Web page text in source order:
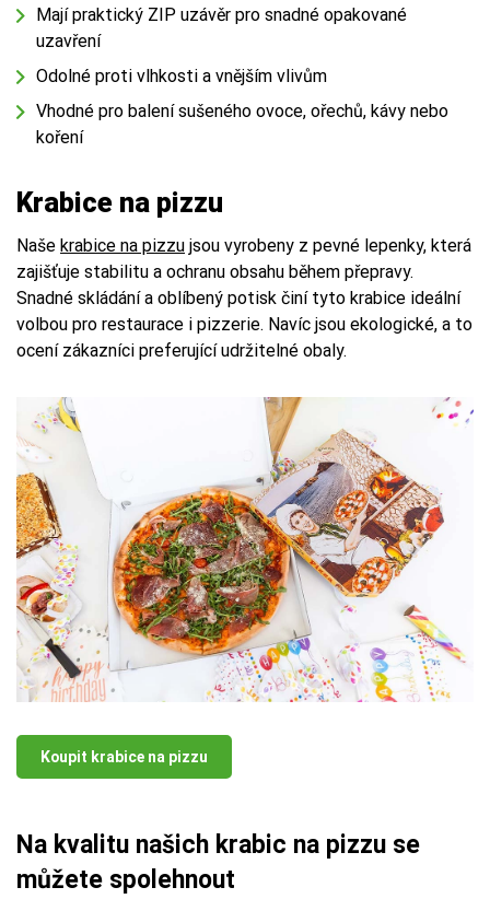
Mají praktický ZIP uzávěr pro snadné opakované
uzavření
Odolné proti vlhkosti a vnějším vlivům
Vhodné pro balení sušeného ovoce, ořechů, kávy nebo
koření
Krabice na pizzu
Naše krabice na pizzu jsou vyrobeny z pevné lepenky, která
zajišťuje stabilitu a ochranu obsahu během přepravy.
Snadné skládání a oblíbený potisk činí tyto krabice ideální
volbou pro restaurace i pizzerie. Navíc jsou ekologické, a to
ocení zákazníci preferující udržitelné obaly.
Koupit krabice na pizzu
Na kvalitu našich krabic na pizzu se
můžete spolehnout